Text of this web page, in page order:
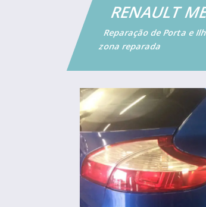
RENAULT
Reparação de Porta e
zona reparada